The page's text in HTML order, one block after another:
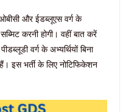
और ईडब्लूएस वर्ग के
करनी होगी। वहीं बात करें
वर्ग के अभ्यर्थियों बिना
इस भर्ती के लिए नोटिफिकेशन